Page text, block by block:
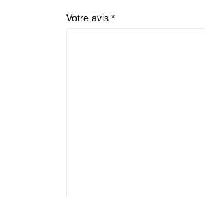
Votre avis *